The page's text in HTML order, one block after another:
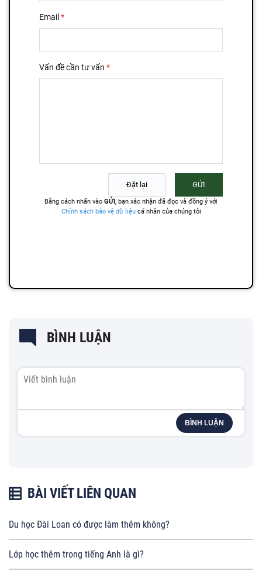
BÌNH LUẬN
BÌNH LUẬN
BÀI VIẾT LIÊN QUAN
Du học Đài Loan có được làm thêm không?
Lớp học thêm trong tiếng Anh là gì?